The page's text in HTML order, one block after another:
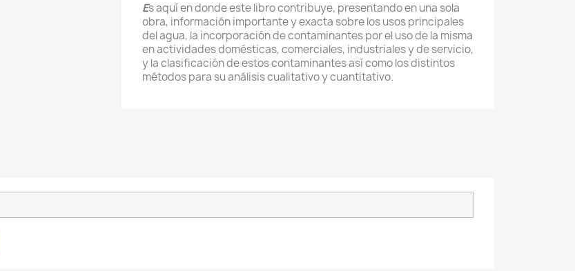
Es aquí en donde este libro contribuye, presentando en una sola
obra, información importante y exacta sobre los usos principales
del agua, la incorporación de contaminantes por el uso de la misma
en actividades domésticas, comerciales, industriales y de servicio,
y la clasificación de estos contaminantes así como los distintos
métodos para su análisis cualitativo y cuantitativo.